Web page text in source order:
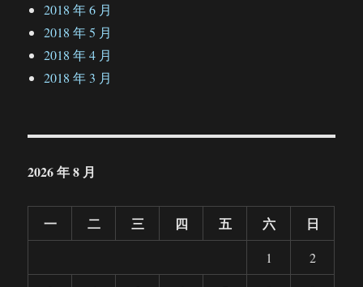
2018 年 6 月
2018 年 5 月
2018 年 4 月
2018 年 3 月
2026 年 8 月
一 二 三 四 五 六 日
1
2